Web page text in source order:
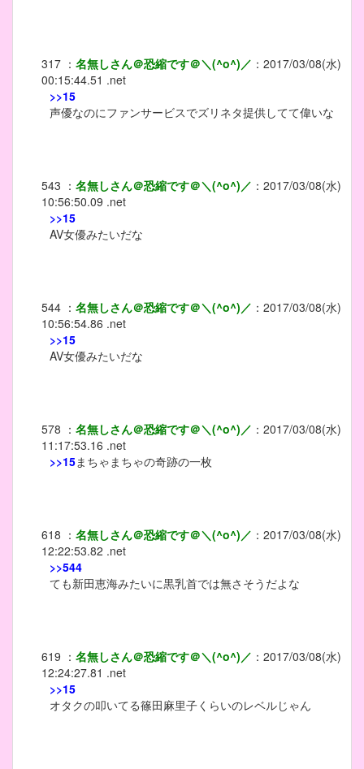
317 ： 名無しさん＠恐縮です＠＼(^o^)／ ： 2017/03/08(水)
00:15:44.51 .net
>>15
声優なのにファンサービスでズリネタ提供してて偉いな
543 ： 名無しさん＠恐縮です＠＼(^o^)／ ： 2017/03/08(水)
10:56:50.09 .net
>>15
AV女優みたいだな
544 ： 名無しさん＠恐縮です＠＼(^o^)／ ： 2017/03/08(水)
10:56:54.86 .net
>>15
AV女優みたいだな
578 ： 名無しさん＠恐縮です＠＼(^o^)／ ： 2017/03/08(水)
11:17:53.16 .net
>>15まちゃまちゃの奇跡の一枚
618 ： 名無しさん＠恐縮です＠＼(^o^)／ ： 2017/03/08(水)
12:22:53.82 .net
>>544
ても新田恵海みたいに黒乳首では無さそうだよな
619 ： 名無しさん＠恐縮です＠＼(^o^)／ ： 2017/03/08(水)
12:24:27.81 .net
>>15
オタクの叩いてる篠田麻里子くらいのレベルじゃん